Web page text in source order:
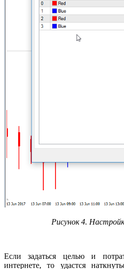
Рисунок 4.
Если задаться целью и
интернете, то удастся